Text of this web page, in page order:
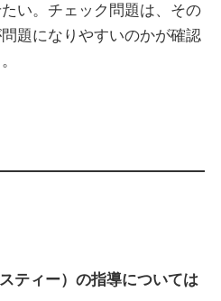
い。チェック問題は、その
題になりやすいのかが確認
ティー）の指導については